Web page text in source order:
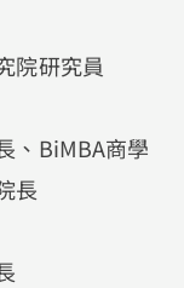
院研究員
、BiMBA商學
長